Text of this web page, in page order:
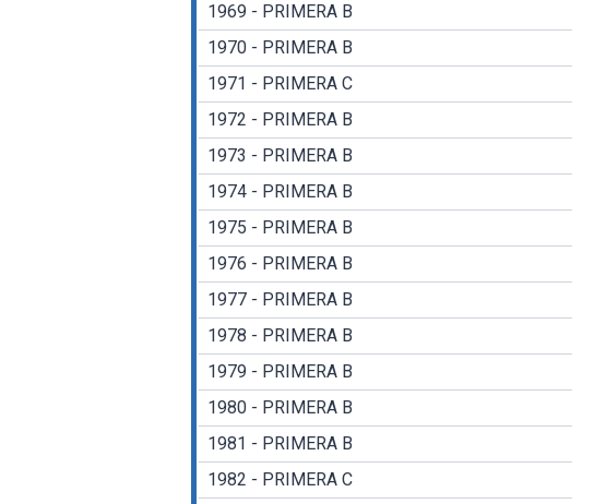
1969 - PRIMERA B
1970 - PRIMERA B
1971 - PRIMERA C
1972 - PRIMERA B
1973 - PRIMERA B
1974 - PRIMERA B
1975 - PRIMERA B
1976 - PRIMERA B
1977 - PRIMERA B
1978 - PRIMERA B
1979 - PRIMERA B
1980 - PRIMERA B
1981 - PRIMERA B
1982 - PRIMERA C